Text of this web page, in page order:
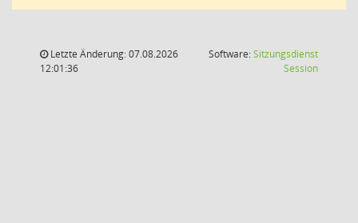
Letzte Änderung: 07.08.2026
12:01:36
Software:Sitzungsdienst
Session(Wird in